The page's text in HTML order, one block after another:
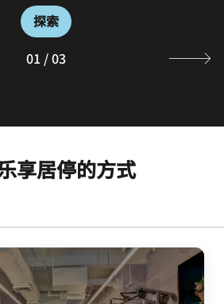
探索
探索
探索
01 /03
享居停的方式